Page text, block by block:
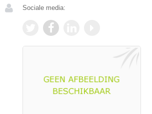
Sociale media: